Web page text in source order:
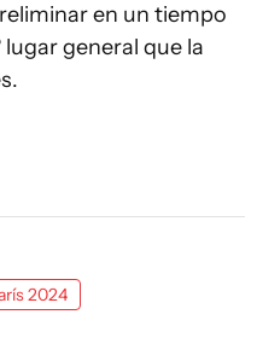
en un tiempo
lugar general que la
2024